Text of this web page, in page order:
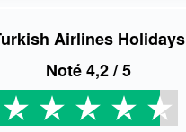
Airlines Holidays
Noté4,2/ 5